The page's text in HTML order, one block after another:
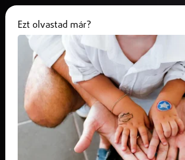
Hat vidrakölyök született
Nyíregyházán
2025. augusztus 12.Nyíregyháza
A világ legkisebb termetű vidrafajának
Ezt olvastad már?